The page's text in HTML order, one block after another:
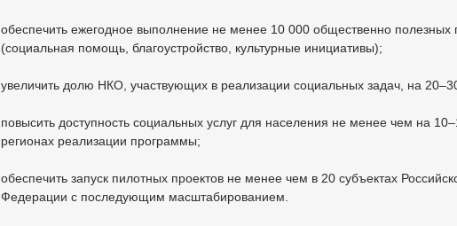
обеспечить ежегодное выполнение не менее 10 000 общественно полезных
(социальная помощь, благоустройство, культурные инициативы);
увеличить долю НКО, участвующих в реализации социальных задач, на
повысить доступность социальных услуг для населения не менее чем на
регионах реализации программы;
обеспечить запуск пилотных проектов не менее чем в 20 субъектах
Федерации с последующим масштабированием.